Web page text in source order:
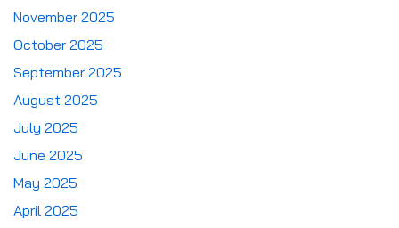
November 2025
October 2025
September 2025
August 2025
July 2025
June 2025
May 2025
April 2025